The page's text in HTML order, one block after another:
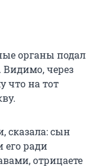
органы подал
через
что на тот
сказала: сын
ради
отрицаете